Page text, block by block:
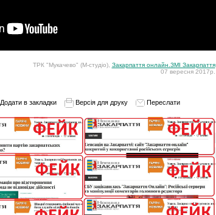
ТРК "Мукачево" (М-студіо), Закарпаття онлайн.ЗМІ Закарпаття
07 вересня 2017р.
Додати в закладки Версія для друку Переслати